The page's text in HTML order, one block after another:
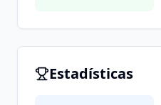
Estadísticas